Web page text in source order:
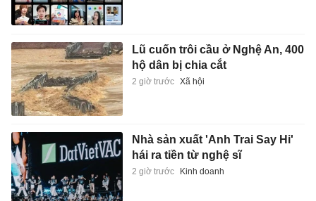
Lũ cuốn trôi cầu ở Nghệ An, 400
hộ dân bị chia cắt
2 giờ trước Xã hội
Nhà sản xuất 'Anh Trai Say Hi'
hái ra tiền từ nghệ sĩ
2 giờ trước Kinh doanh